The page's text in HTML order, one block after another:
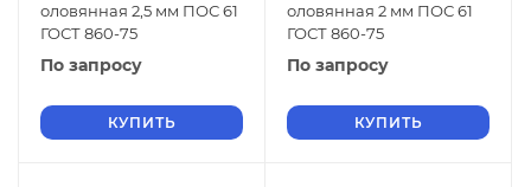
оловянная 2,5 мм ПОС 61
ГОСТ 860-75
По запросу
КУПИТЬ
оловянная 2 мм ПОС 61
ГОСТ 860-75
По запросу
КУПИТЬ